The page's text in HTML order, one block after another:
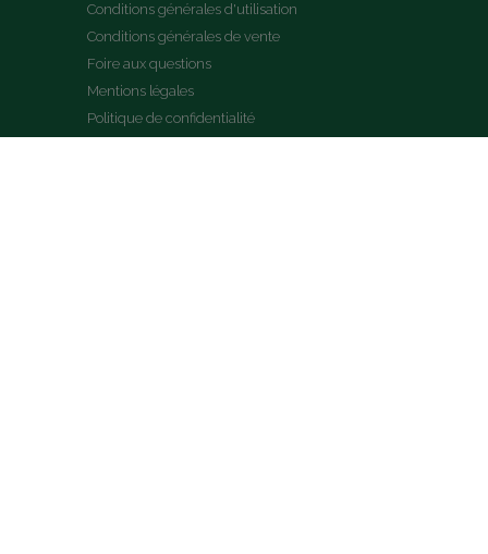
Conditions générales d'utilisation
Conditions générales de vente
Foire aux questions
Mentions légales
Politique de confidentialité